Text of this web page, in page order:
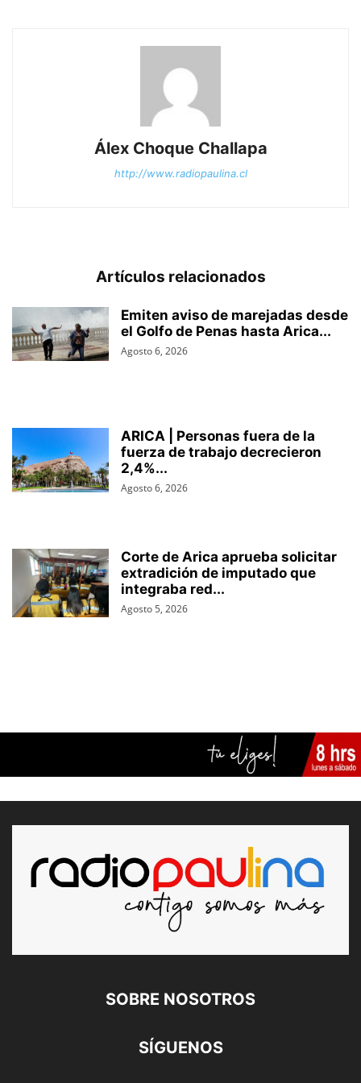
Álex Choque Challapa
http://www.radiopaulina.cl
Artículos relacionados
Emiten aviso de marejadas desde
el Golfo de Penas hasta Arica...
Agosto 6, 2026
ARICA | Personas fuera de la
fuerza de trabajo decrecieron
2,4%...
Agosto 6, 2026
Corte de Arica aprueba solicitar
extradición de imputado que
integraba red...
Agosto 5, 2026
SOBRE NOSOTROS
SÍGUENOS